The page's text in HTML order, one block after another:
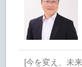
[今を変え、未